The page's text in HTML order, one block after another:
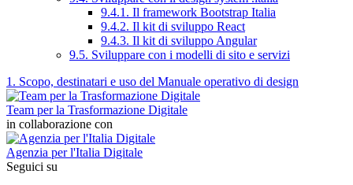
9.4.1. Il framework Bootstrap Italia
9.4.2. Il kit di sviluppo React
9.4.3. Il kit di sviluppo Angular
9.5. Sviluppare con i modelli di sito e servizi
1. Scopo, destinatari e uso del Manuale operativo di design
Team per la Trasformazione Digitale
in collaborazione con
Agenzia per l'Italia Digitale
Seguici su